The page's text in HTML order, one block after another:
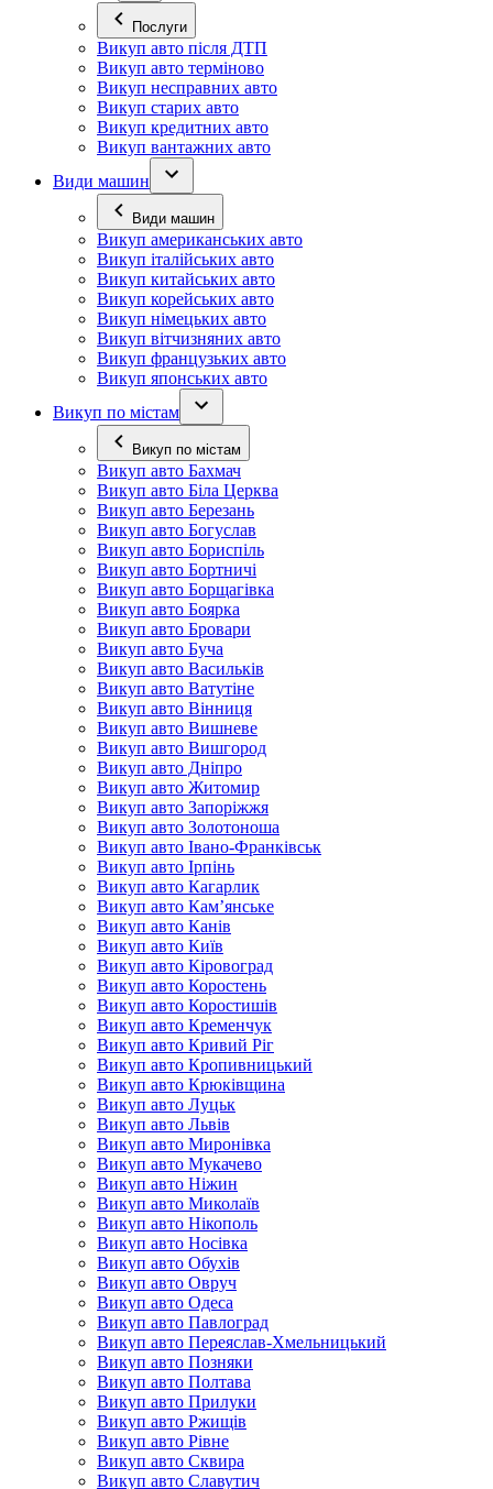
Послуги
Викуп авто після ДТП
Викуп авто терміново
Викуп несправних авто
Викуп старих авто
Викуп кредитних авто
Викуп вантажних авто
Види машин
Види машин
Викуп американських авто
Викуп італійських авто
Викуп китайських авто
Викуп корейських авто
Викуп німецьких авто
Викуп вітчизняних авто
Викуп французьких авто
Викуп японських авто
Викуп по містам
Викуп по містам
Викуп авто Бахмач
Викуп авто Біла Церква
Викуп авто Березань
Викуп авто Богуслав
Викуп авто Бориспіль
Викуп авто Бортничі
Викуп авто Борщагівка
Викуп авто Боярка
Викуп авто Бровари
Викуп авто Буча
Викуп авто Васильків
Викуп авто Ватутіне
Викуп авто Вінниця
Викуп авто Вишневе
Викуп авто Вишгород
Викуп авто Дніпро
Викуп авто Житомир
Викуп авто Запоріжжя
Викуп авто Золотоноша
Викуп авто Івано-Франківськ
Викуп авто Ірпінь
Викуп авто Кагарлик
Викуп авто Кам’янське
Викуп авто Канів
Викуп авто Київ
Викуп авто Кіровоград
Викуп авто Коростень
Викуп авто Коростишів
Викуп авто Кременчук
Викуп авто Кривий Ріг
Викуп авто Кропивницький
Викуп авто Крюківщина
Викуп авто Луцьк
Викуп авто Львів
Викуп авто Миронівка
Викуп авто Мукачево
Викуп авто Ніжин
Викуп авто Миколаїв
Викуп авто Нікополь
Викуп авто Носівка
Викуп авто Обухів
Викуп авто Овруч
Викуп авто Одеса
Викуп авто Павлоград
Викуп авто Переяслав-Хмельницький
Викуп авто Позняки
Викуп авто Полтава
Викуп авто Прилуки
Викуп авто Ржищів
Викуп авто Рівне
Викуп авто Сквира
Викуп авто Славутич